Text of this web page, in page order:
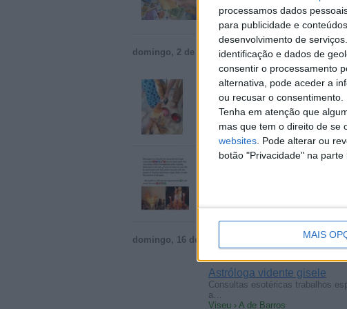
processamos dados
para publicidade e
desenvolvimento de serviços.
identificação e dados de
consentir o processamento
alternativa, pode aceder a
ou recusar o consentimento.
Tenha em atenção que
mas que tem o direito de se
websites . Pode alterar ou
botão "Privacidade" na parte
MAIS
com…
Viseu › A de Barros
domingo, 2 de março de 2025
Grão-Mestre Marabu
…Médium vidente espiritual Você
problema…
Viseu › A de Barros
domingo, 16 de abril de 2023
Astróloga vidente gisele
Consultas esotéricas trabalhos
a…
Viseu › A de Barros